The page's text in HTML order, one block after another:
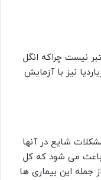
نیست چراکه انگل
نیز با آزمایش
شایع در آنها
باعث می ‌شود که کل
جمله این بیماری‌ ها